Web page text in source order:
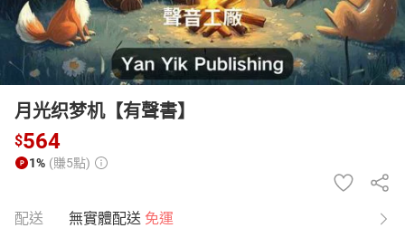
月光织梦机【有聲書】
$564
1% (賺5點)
配送 無實體配送 免運